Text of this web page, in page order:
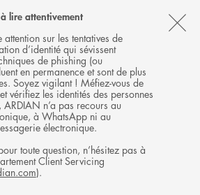
lire attentivement
sur les tentatives de
d’identité qui sévissent
de phishing (ou
en permanence et sont de plus
Soyez vigilant ! Méfiez-vous de
vérifiez les identités des personnes
n’a pas recours au
à WhatsApp ni au
électronique.
toute question, n’hésitez pas à
Client Servicing
).
MENU